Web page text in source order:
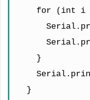
for (int i =
}
}